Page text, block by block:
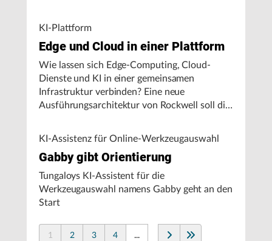
KI-Plattform
Edge und Cloud in einer Plattform
Wie lassen sich Edge-Computing, Cloud-
Dienste und KI in einer gemeinsamen
Infrastruktur verbinden? Eine neue
Ausführungsarchitektur von Rockwell soll die
KI-Assistenz für Online-Werkzeugauswahl
Gabby gibt Orientierung
Tungaloys KI-Assistent für die
Werkzeugauswahl namens Gabby geht an den
Start
1 2 3 4 ...